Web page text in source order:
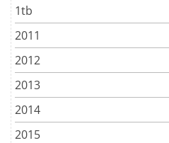
1tb
2011
2012
2013
2014
2015